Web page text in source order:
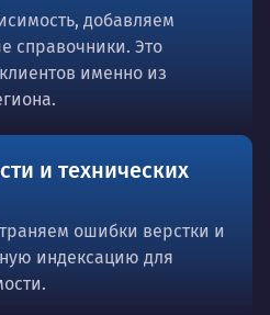
добавляем
справочники. Это
именно из
и технических
ошибки верстки и
индексацию для